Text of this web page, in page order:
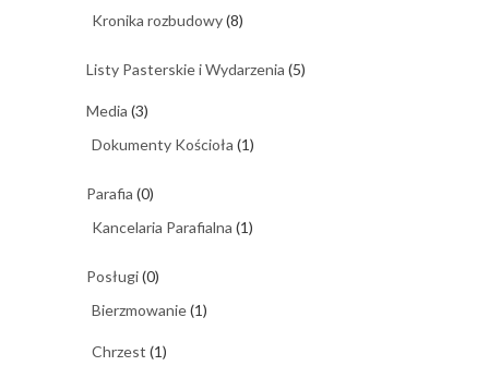
Kronika rozbudowy(8)
Listy Pasterskie i Wydarzenia (5)
Media (3)
Dokumenty Kościoła (1)
Parafia (0)
Kancelaria Parafialna (1)
Posługi(0)
Bierzmowanie(1)
Chrzest (1)